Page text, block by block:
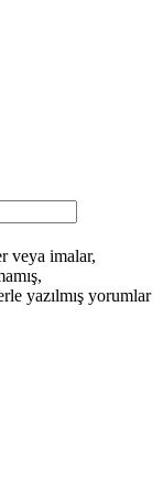
veya imalar,
yazılmış yorumlar